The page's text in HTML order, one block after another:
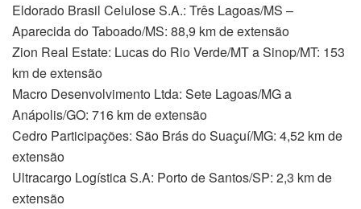
Eldorado Brasil Celulose S.A.: Três Lagoas/MS –
Aparecida do Taboado/MS: 88,9 km de extensão
Zion Real Estate: Lucas do Rio Verde/MT a Sinop/MT: 153
km de extensão
Macro Desenvolvimento Ltda: Sete Lagoas/MG a
Anápolis/GO: 716 km de extensão
Cedro Participações: São Brás do Suaçuí/MG: 4,52 km de
extensão
Ultracargo Logística S.A: Porto de Santos/SP: 2,3 km de
extensão